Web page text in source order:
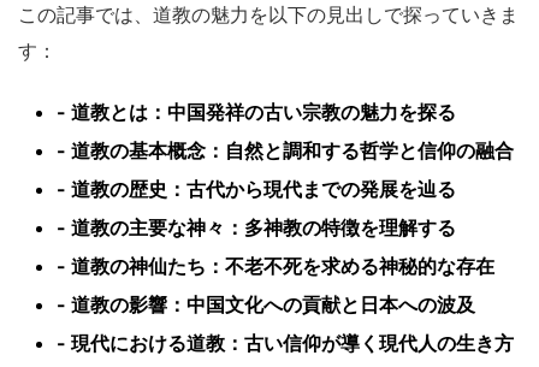
この記事では、道教の魅力を以下の見出しで探っていきま
す：
- 道教とは：中国発祥の古い宗教の魅力を探る
- 道教の基本概念：自然と調和する哲学と信仰の融合
- 道教の歴史：古代から現代までの発展を辿る
- 道教の主要な神々：多神教の特徴を理解する
- 道教の神仙たち：不老不死を求める神秘的な存在
- 道教の影響：中国文化への貢献と日本への波及
- 現代における道教：古い信仰が導く現代人の生き方